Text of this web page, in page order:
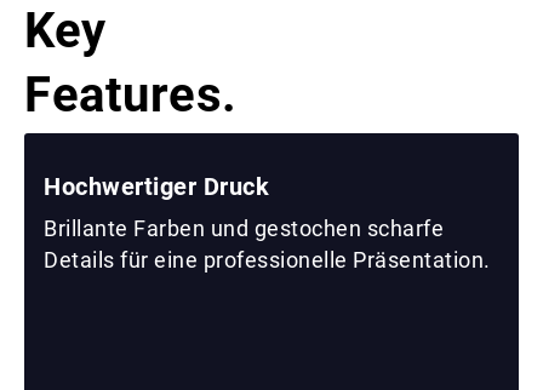
Key
Features.
Hochwertiger Druck
Brillante Farben und gestochen scharfe
Details für eine professionelle Präsentation.